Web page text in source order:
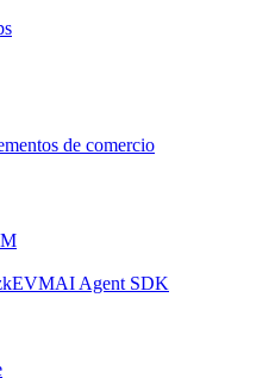
de comercio
AI Agent SDK